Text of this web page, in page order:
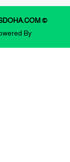
© All Rights Reserved 2020-2025 PRINTEMPSDOHA.COM
By